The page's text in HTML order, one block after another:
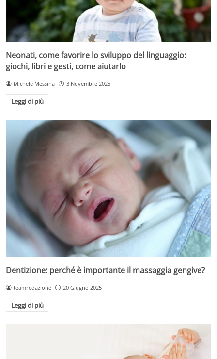
Neonati, come favorire lo sviluppo del linguaggio:
giochi, libri e gesti, come aiutarlo
Michele Messina 3 Novembre 2025
Leggi di più
Dentizione: perché è importante il massaggia gengive?
teamredazione 20 Giugno 2025
Leggi di più